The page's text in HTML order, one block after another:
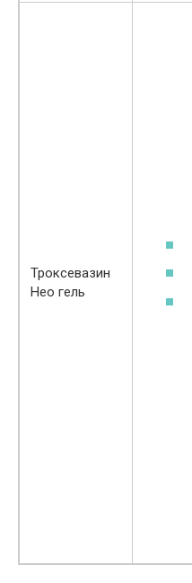
Троксевазин
Нео гель